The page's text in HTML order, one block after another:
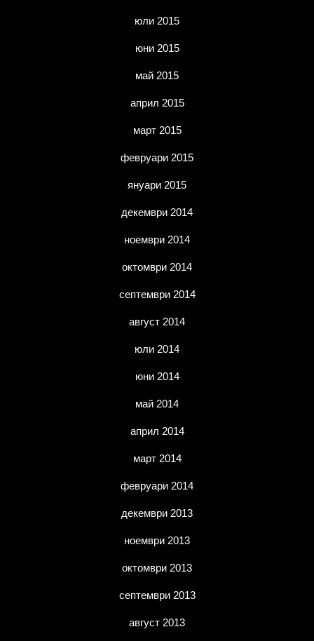
юли 2015
юни 2015
май 2015
април 2015
март 2015
февруари 2015
януари 2015
декември 2014
ноември 2014
октомври 2014
септември 2014
август 2014
юли 2014
юни 2014
май 2014
април 2014
март 2014
февруари 2014
декември 2013
ноември 2013
октомври 2013
септември 2013
август 2013